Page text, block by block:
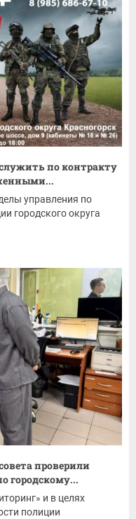
по контракту
управления по
городского округа
проверили
городскому...
и в целях
полиции